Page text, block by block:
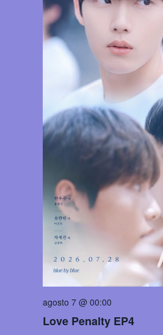
Love Penalty EP4
agosto 7 @ 00:00